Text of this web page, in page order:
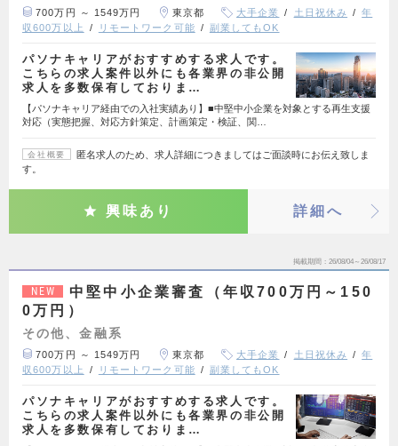
700万円 ～ 1549万円 東京都 大手企業 土日祝休み
年
収600万以上
リモートワーク可能 副業してもOK
パソナキャリアがおすすめする求人です。
こちらの求人案件以外にも各業界の非公開
求人を多数保有しておりま…
【パソナキャリア経由での入社実績あり】■中堅中小企業を対象とする再生支援
対応（実態把握、対応方針策定、計画策定・検証、関…
会社概要
匿名求人のため、求人詳細につきましてはご面談時にお伝え致しま
す。
興味あり 詳細へ
掲載期間 26/08/04～26/08/17
NEW
中堅中小企業審査（年収700万円～150
0万円）
その他、金融系
700万円 ～ 1549万円 東京都 大手企業 土日祝休み
年
収600万以上
リモートワーク可能 副業してもOK
パソナキャリアがおすすめする求人です。
こちらの求人案件以外にも各業界の非公開
求人を多数保有しておりま…